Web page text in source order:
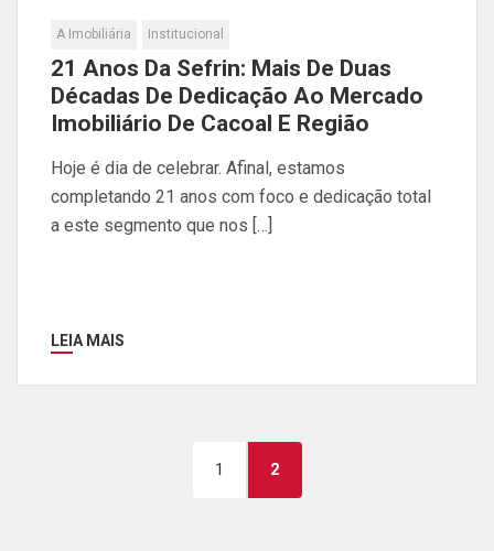
A Imobiliária Institucional
21 Anos Da Sefrin: Mais De Duas
Décadas De Dedicação Ao Mercado
Imobiliário De Cacoal E Região
Hoje é dia de celebrar. Afinal, estamos
completando 21 anos com foco e dedicação total
a este segmento que nos […]
LEIA MAIS
1 2